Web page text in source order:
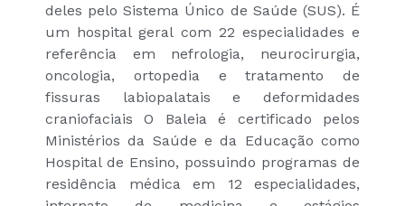
deles pelo Sistema Único de Saúde (SUS). É
um hospital geral com 22 especialidades e
referência em nefrologia, neurocirurgia,
oncologia, ortopedia e tratamento de
fissuras labiopalatais e deformidades
craniofaciais O Baleia é certificado pelos
Ministérios da Saúde e da Educação como
Hospital de Ensino, possuindo programas de
residência médica em 12 especialidades,